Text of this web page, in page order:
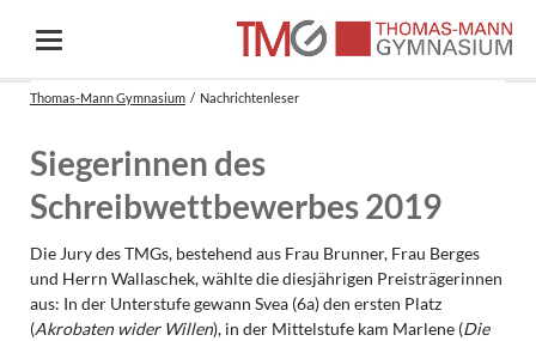
Thomas-Mann Gymnasium Nachrichtenleser
Siegerinnen des
Schreibwettbewerbes 2019
Die Jury des TMGs, bestehend aus Frau Brunner, Frau Berges
und Herrn Wallaschek, wählte die diesjährigen Preisträgerinnen
aus: In der Unterstufe gewann Svea (6a) den ersten Platz
(Akrobaten wider Willen), in der Mittelstufe kam Marlene (Die